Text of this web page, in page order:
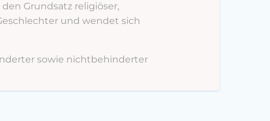
Grundsatz religiöser,
und wendet sich
sowie nichtbehinderter